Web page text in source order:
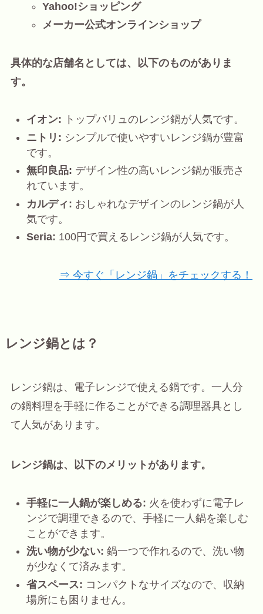
Yahoo!ショッピング
メーカー公式オンラインショップ
具体的な店舗名としては、以下のものがありま
す。
イオン: トップバリュのレンジ鍋が人気です。
ニトリ: シンプルで使いやすいレンジ鍋が豊富
です。
無印良品: デザイン性の高いレンジ鍋が販売さ
れています。
カルディ: おしゃれなデザインのレンジ鍋が人
気です。
Seria: 100円で買えるレンジ鍋が人気です。
⇒ 今すぐ「レンジ鍋」をチェックする！
レンジ鍋とは？
レンジ鍋は、電子レンジで使える鍋です。一人分
の鍋料理を手軽に作ることができる調理器具とし
て人気があります。
レンジ鍋は、以下のメリットがあります。
手軽に一人鍋が楽しめる: 火を使わずに電子レ
ンジで調理できるので、手軽に一人鍋を楽しむ
ことができます。
洗い物が少ない: 鍋一つで作れるので、洗い物
が少なくて済みます。
省スペース: コンパクトなサイズなので、収納
場所にも困りません。